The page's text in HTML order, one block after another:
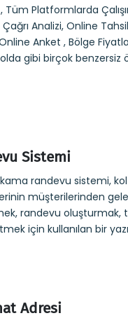
, Tüm Platformlarda
Çağrı Analizi, Online
Anket , Bölge
gibi birçok benzersiz
Sistemi
randevu sistemi,
müşterilerinden
randevu oluşturmak,
için kullanılan bir
Adresi